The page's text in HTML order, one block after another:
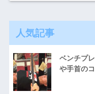
人気記事
ベンチプ
や手首の